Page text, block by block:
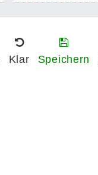
Klar Speichern